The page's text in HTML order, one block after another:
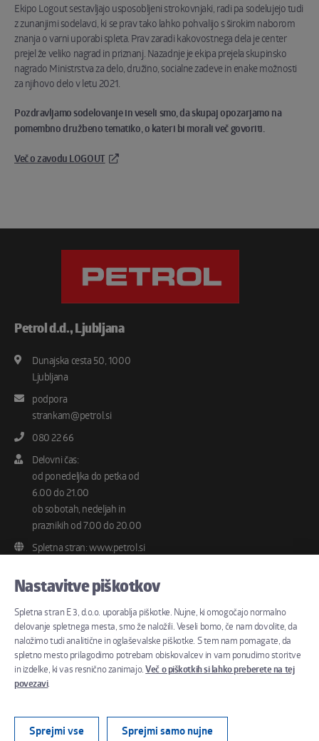
15. 1. 2026 je bila družba E 3, d.o.o. pripojena družbi Petrol d.d., Ljubljana,
ki je prevzela vse pravice in obveznosti družbe E 3. Več informacij o
Ekipo Logout sestavljajo usposobljeni strokovnjaki, radi pa sodelujejo tudi
z zunanjimi sodelavci, ki se prav tako lahko pohvalijo s širokim naborom
znanja o varni uporabi spleta. Prav zaradi kakovostnega dela je center
prejel že veliko nagrad in priznanj. Nazadnje je ekipa prejela skupinsko
nagrado Ministrstva za delo, družino, socialne zadeve in enake možnosti
za njihovo delo v letu 2021.
Pozdravljamo sodelovanje in veseli smo, da skupaj opozarjamo na
pomembno družbeno tematiko, o kateri bi morali več govoriti.
Več o zavodu LOGOUT
Petrol d.d., Ljubljana
Naš naslov
Dunajska cesta 50, 1000
Ljubljana
Pišite nam na e-mail
podpora
strankam@petrol.si
Pokličite nas na telefonsko številko
080 22 66
Delovni čas:
od ponedeljka do petka od
6.00 do 21.00
ob sobotah, nedeljah in
praznikih od 7.00 do 20.00
Spletna stran:www.petrol.si
Uporabniški portal:Moj
Petrol klub:
www.petrol.si/petrol-klub
Nastavitve piškotkov
Spletna stran E 3, d.o.o. uporablja piškotke. Nujne, ki omogočajo normalno
delovanje spletnega mesta, smo že naložili. Veseli bomo, če nam dovolite, da
naložimo tudi analitične in oglaševalske piškotke. S tem nam pomagate, da
spletno mesto prilagodimo potrebam obiskovalcev in vam ponudimo storitve
in izdelke, ki vas resnično zanimajo.Več o piškotkih si lahko preberete na tej
povezavi.
Sprejmi vse Sprejmi samo nujne